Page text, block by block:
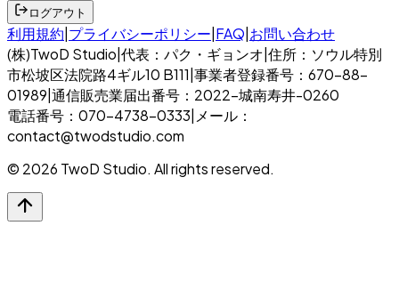
ログアウト
利用規約 プライバシーポリシー FAQ お問い合わせ
(株)TwoD Studio 代表：パク・ギョンオ 住所：ソウル特別
市松坡区法院路4ギル10 B111 事業者登録番号：670-88-
01989 通信販売業届出番号：2022-城南寿井-0260
電話番号：070-4738-0333 メール：
contact@twodstudio.com
© 2026 TwoD Studio. All rights reserved.